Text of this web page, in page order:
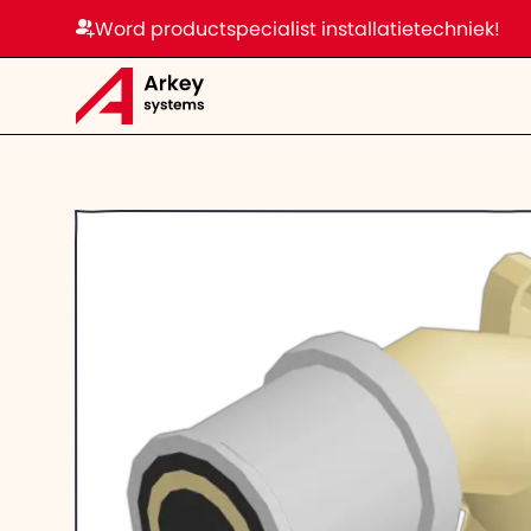
Word productspecialist installatietechniek!